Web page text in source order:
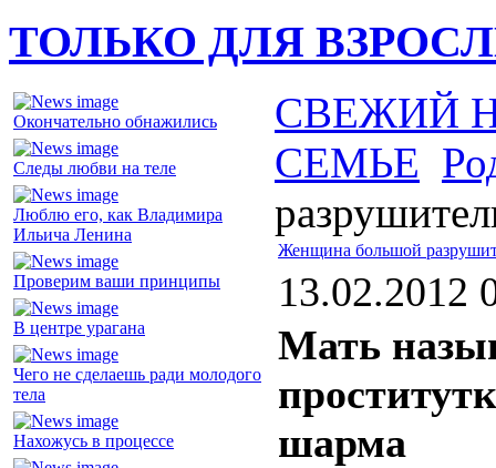
ТОЛЬКО ДЛЯ
Окончательно обнажились
Следы любви на теле
Люблю его, как Владимира
Ильича Ленина
Проверим ваши принципы
В центре урагана
Чего не сделаешь ради молодого
тела
Нахожусь в процессе
СВЕЖИЙ
СЕМЬЕ
Женщина большой
13.02.2012
Мать
шарма